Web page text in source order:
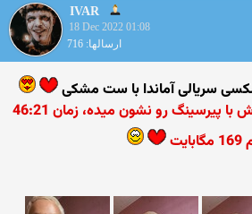
IVAR
18 Dec 2022 01:08
ارسالها: 716
سریالی آماندا با ست مشکی
لایو اول که نوک ممه هاش با پیرسینگ رو نشون میده، زمان 46:21